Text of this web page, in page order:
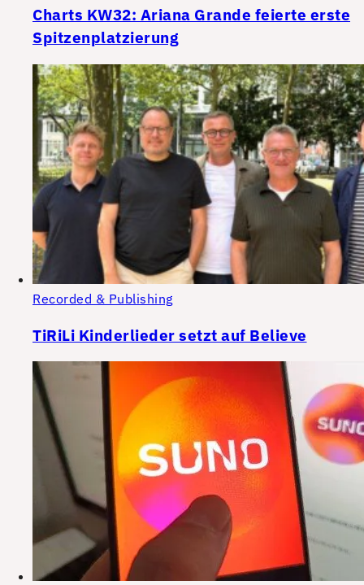
Charts KW32: Ariana Grande feierte erste
Spitzenplatzierung
Recorded & Publishing
TiRiLi Kinderlieder setzt auf Believe